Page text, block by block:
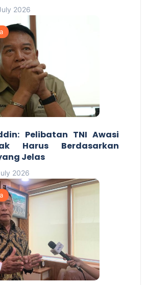
2026
Pelibatan TNI Awasi
Harus Berdasarkan
Jelas
2026